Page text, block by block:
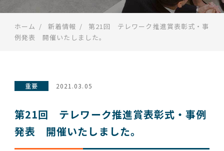
ホーム 新着情報
第21回 テレワーク推進賞表彰式・事
例発表 開催いたしました。
重要 2021.03.05
第21回 テレワーク推進賞表彰式・事例
発表 開催いたしました。